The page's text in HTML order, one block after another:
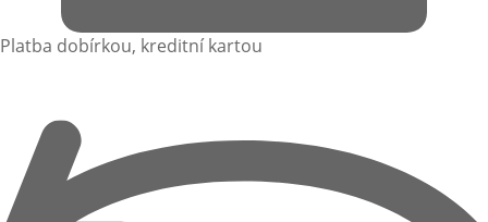
Platba dobírkou, kreditní kartou